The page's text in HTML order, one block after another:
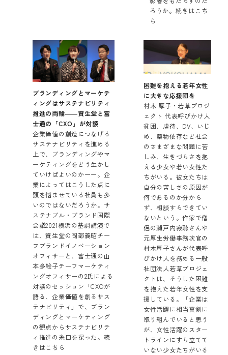
ろうか。 続きはこち
ら
ブランディングとマーケテ
ィングはサステナビリティ
推進の両輪――資生堂と富
士通の「CXO」が対談
企業価値の創造につなげる
サステナビリティを進める
上で、ブランディングやマ
ーケティングをどう生かし
ていけばよいのかーー。企
業によってはこうした点に
頭を悩ませている社員も多
いのではないだろうか。サ
ステナブル・ブランド国際
会議2021横浜の基調講演で
は、資生堂の岡部義昭チー
フブランドイノベーション
オフィサーと、富士通の山
本多絵子チーフマーケティ
ングオフィサーの2氏による
対談のセッション「CXOが
語る、企業価値を創るサス
テナビリティ」で、ブラン
ディングとマーケティング
の観点からサステナビリテ
ィ推進の糸口を探った。 続
きはこちら
困難を抱える若年女性
に大きな応援団を
村木 厚子・若草プロジ
ェクト 代表呼びかけ人
貧困、虐待、DV、いじ
め、薬物依存など社会
のさまざまな問題に苦
しみ、生きづらさを抱
える少女や若い女性た
ちがいる。彼女たちは
自分の苦しさの原因が
何であるのか分から
ず、相談すらできてい
ないという。作家で僧
侶の瀬戸内寂聴さんや
元厚生労働事務次官の
村木厚子さんが代表呼
びかけ人を務める一般
社団法人若草プロジェ
クトは、そうした困難
を抱えた若年女性を支
援している。「企業は
女性活躍に相当真剣に
取り組んでいると思う
が、女性活躍のスター
トラインにすら立てて
いない少女たちがいる